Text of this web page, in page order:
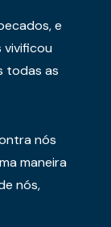
e
vivificou
todas as
nós
maneira
nós,